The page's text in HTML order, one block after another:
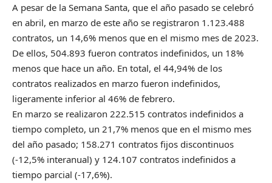
A pesar de la Semana Santa, que el año pasado se celebró
en abril, en marzo de este año se registraron 1.123.488
contratos, un 14,6% menos que en el mismo mes de 2023.
De ellos, 504.893 fueron contratos indefinidos, un 18%
menos que hace un año. En total, el 44,94% de los
contratos realizados en marzo fueron indefinidos,
ligeramente inferior al 46% de febrero.
En marzo se realizaron 222.515 contratos indefinidos a
tiempo completo, un 21,7% menos que en el mismo mes
del año pasado; 158.271 contratos fijos discontinuos
(-12,5% interanual) y 124.107 contratos indefinidos a
tiempo parcial (-17,6%).